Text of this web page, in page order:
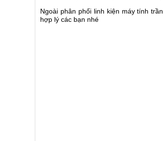
Ngoài phân phối linh kiện máy tính
hợp lý các bạn nhé